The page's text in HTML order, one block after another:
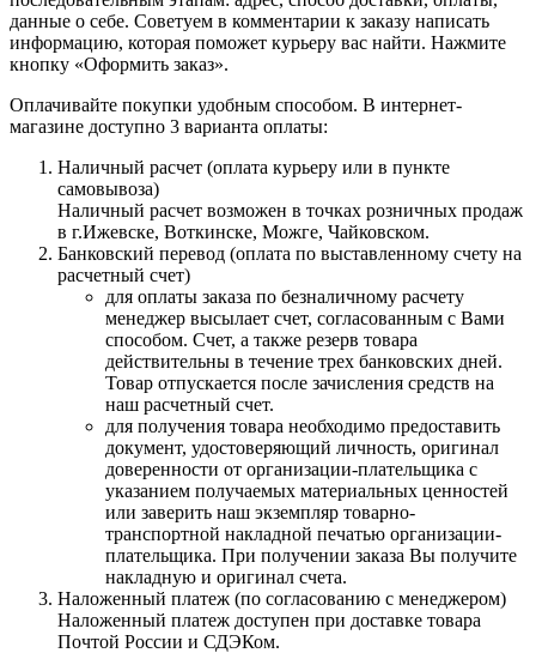
данные о себе. Советуем в комментарии к заказу написать
информацию, которая поможет курьеру вас найти. Нажмите
кнопку «Оформить заказ».
Оплачивайте покупки удобным способом. В интернет-
магазине доступно 3 варианта оплаты:
Наличный расчет (оплата курьеру или в пункте
самовывоза)
Наличный расчет возможен в точках розничных продаж
в г.Ижевске, Воткинске, Можге, Чайковском.
Банковский перевод (оплата по выставленному счету на
расчетный счет)
для оплаты заказа по безналичному расчету
менеджер высылает счет, согласованным с Вами
способом. Счет, а также резерв товара
действительны в течение трех банковских дней.
Товар отпускается после зачисления средств на
наш расчетный счет.
для получения товара необходимо предоставить
документ, удостоверяющий личность, оригинал
доверенности от организации-плательщика с
указанием получаемых материальных ценностей
или заверить наш экземпляр товарно-
транспортной накладной печатью организации-
плательщика. При получении заказа Вы получите
накладную и оригинал счета.
Наложенный платеж (по согласованию с менеджером)
Наложенный платеж доступен при доставке товара
Почтой России и СДЭКом.